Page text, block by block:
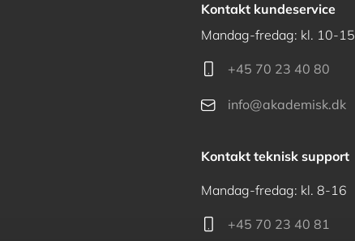
Kontakt kundeservice
Mandag-fredag: kl. 10-15
+45 70 23 40 80
info@akademisk.dk
Kontakt teknisk support
Mandag-fredag: kl. 8-16
+45 70 23 40 81